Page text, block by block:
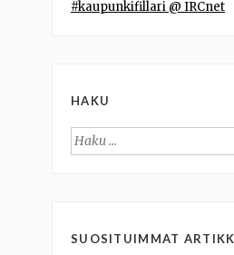
#kaupunkifillari @ IRCnet
HAKU
Haku:
SUOSITUIMMAT